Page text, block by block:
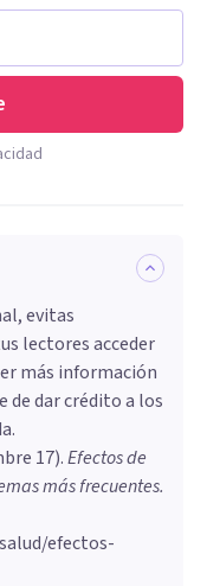
evitas
lectores acceder
más información
de dar crédito a los
17).Efectos de
más frecuentes.
efectos-